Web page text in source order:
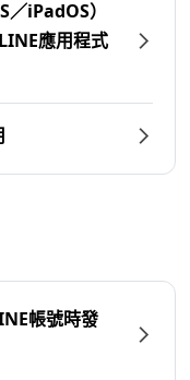
iPadOS）
應用程式
帳號時發